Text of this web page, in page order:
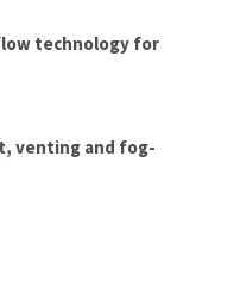
technology for
venting and fog-